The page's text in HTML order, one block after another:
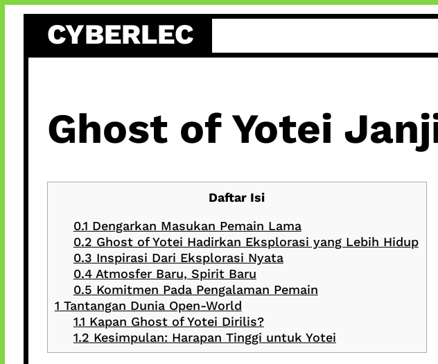
content
CYBERLEC
Ghost of Yotei
Daftar Isi
0.1 Dengarkan Masukan Pemain Lama
0.2 Ghost of Yotei Hadirkan Eksplorasi yang Lebih Hidup
0.3 Inspirasi Dari Eksplorasi Nyata
0.4Atmosfer Baru, Spirit Baru
0.5 Komitmen Pada Pengalaman Pemain
1 Tantangan Dunia Open-World
1.1 Kapan Ghost of Yotei Dirilis?
1.2 Kesimpulan: Harapan Tinggi untuk Yotei